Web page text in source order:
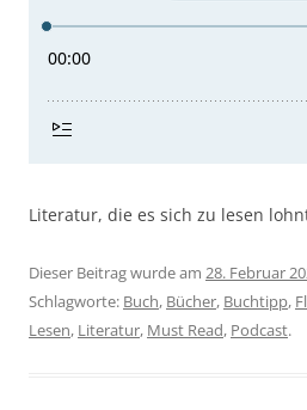
Literatur, die es sich zu lesen
Dieser Beitrag wurde am 28. Februar
Schlagworte: Buch, Bücher, Buchtipp,
Lesen, Literatur, Must Read, Podcast.